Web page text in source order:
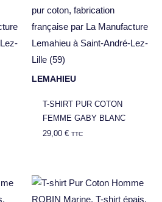
LEMAHIEU
T-SHIRT PUR COTON
FEMME GABY BLANC
29,00 € TTC